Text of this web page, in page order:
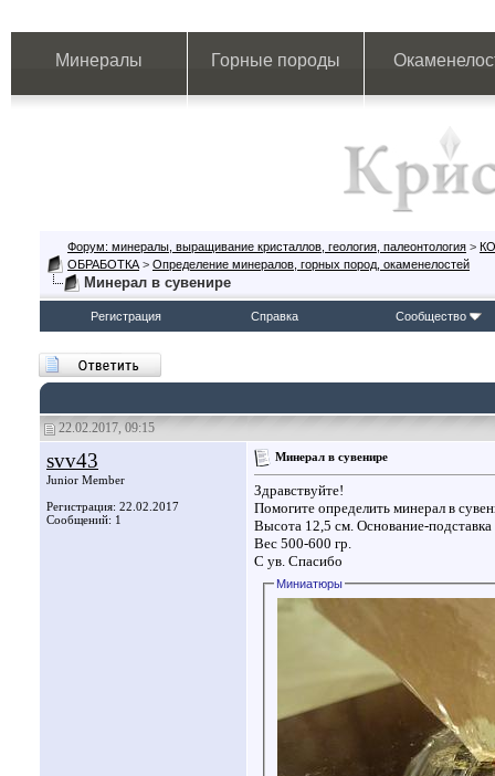
Минералы Горные породы
Форум: минералы, выращивание кристаллов, геология, палеонтология >
ОБРАБОТКА > Определение минералов, горных пород, окаменелостей
Минерал в сувенире
Регистрация Справка Сообщество
22.02.2017, 09:15
svv43
Junior Member
Регистрация: 22.02.2017
Сообщений: 1
Минерал в сувенире
Здравствуйте!
Помогите определить минерал в
Высота 12,5 см. Основание-
Вес 500-600 гр.
С ув. Спасибо
Миниатюры